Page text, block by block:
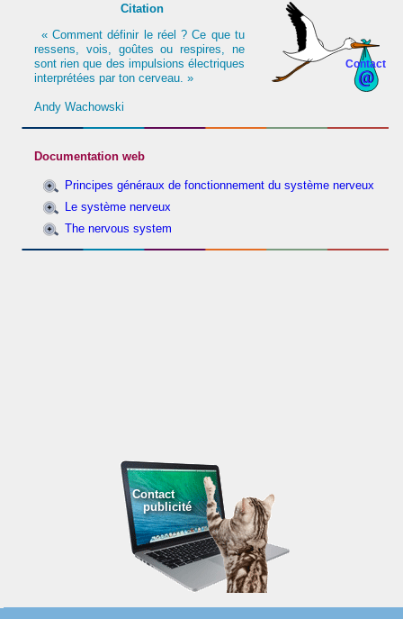
Contact
Citation
« Comment définir le réel ? Ce que tu
ressens, vois, goûtes ou respires, ne
sont rien que des impulsions électriques
interprétées par ton cerveau. »
Andy Wachowski
Documentation web
Principes généraux de fonctionnement du système nerveux
Le système nerveux
The nervous system
Contact
publicité